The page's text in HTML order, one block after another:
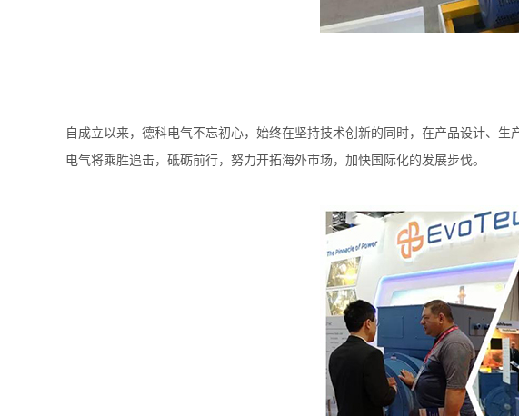
自成立以来，德科电气不忘初心，始终在坚持技术创新的同时，在产品设计、
电气将乘胜追击，砥砺前行，努力开拓海外市场，加快国际化的发展步伐。